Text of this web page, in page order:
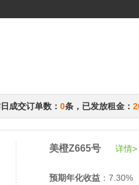
成交订单数： 0条，已发放租金：
美橙Z665号 详情>
预期年化收益 ：7.30%